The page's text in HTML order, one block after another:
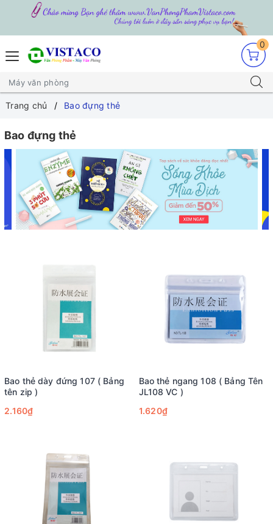
0
Trang chủ Bao đựng thẻ
Bao đựng thẻ
Bao thẻ dày đứng 107 ( Bảng
tên zip )
2.160₫
Bao thẻ ngang 108 ( Bảng Tên
JL108 VC )
1.620₫